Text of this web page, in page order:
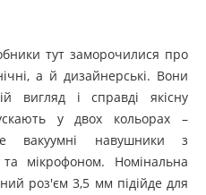
тут заморочилися про
а й дизайнерські. Вони
вигляд і справді якісну
у двох кольорах –
вакуумні навушники з
мікрофоном. Номінальна
роз'єм 3,5 мм підійде для